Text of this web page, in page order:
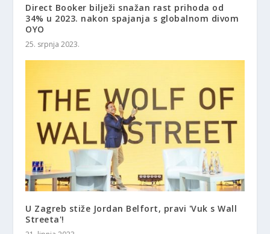
Direct Booker bilježi snažan rast prihoda od
34% u 2023. nakon spajanja s globalnom divom
OYO
25. srpnja 2023.
U Zagreb stiže Jordan Belfort, pravi 'Vuk s Wall
Streeta'!